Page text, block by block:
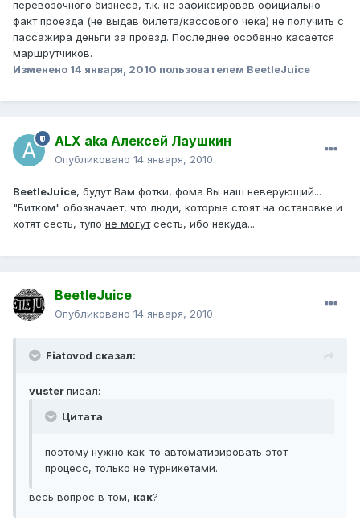
перевозочного бизнеса, т.к. не зафиксировав официально
факт проезда (не выдав билета/кассового чека) не получить с
пассажира деньги за проезд. Последнее особенно касается
маршрутчиков.
Изменено 14 января, 2010 пользователем BeetleJuice
ALX aka Алексей Лаушкин
Опубликовано 14 января, 2010
BeetleJuice, будут Вам фотки, фома Вы наш неверующий...
"Битком" обозначает, что люди, которые стоят на остановке и
хотят сесть, тупо не могутсесть, ибо некуда...
BeetleJuice
Опубликовано 14 января, 2010
Fiatovod сказал:
vusterписал:
Цитата
поэтому нужно как-то автоматизировать этот
процесс, только не турникетами.
весь вопрос в том, как?